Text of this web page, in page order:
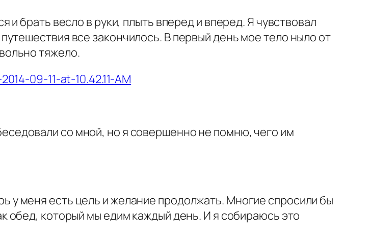
и брать весло в руки, плыть вперед и вперед. Я чувствовал
все закончилось. В первый день мое тело ныло от
тяжело.
со мной, но я совершенно не помню, чего им
у меня есть цель и желание продолжать. Многие спросили бы
обед, который мы едим каждый день. И я собираюсь это